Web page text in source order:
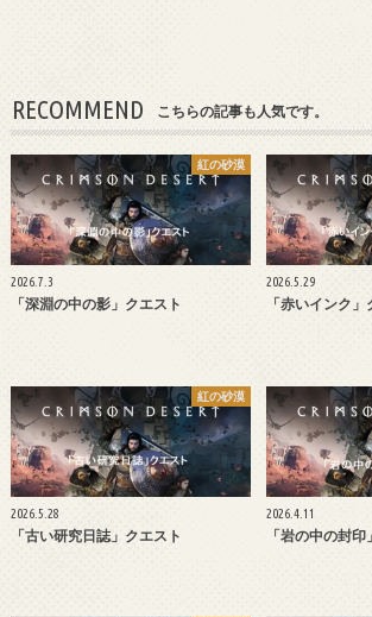
RECOMMEND こちらの記事も人気です。
紅の砂漠
2026.7.3
「深淵の中の影」クエスト
2026.5.29
「赤いインク
紅の砂漠
2026.5.28
「古い研究日誌」クエスト
2026.4.11
「岩の中の封